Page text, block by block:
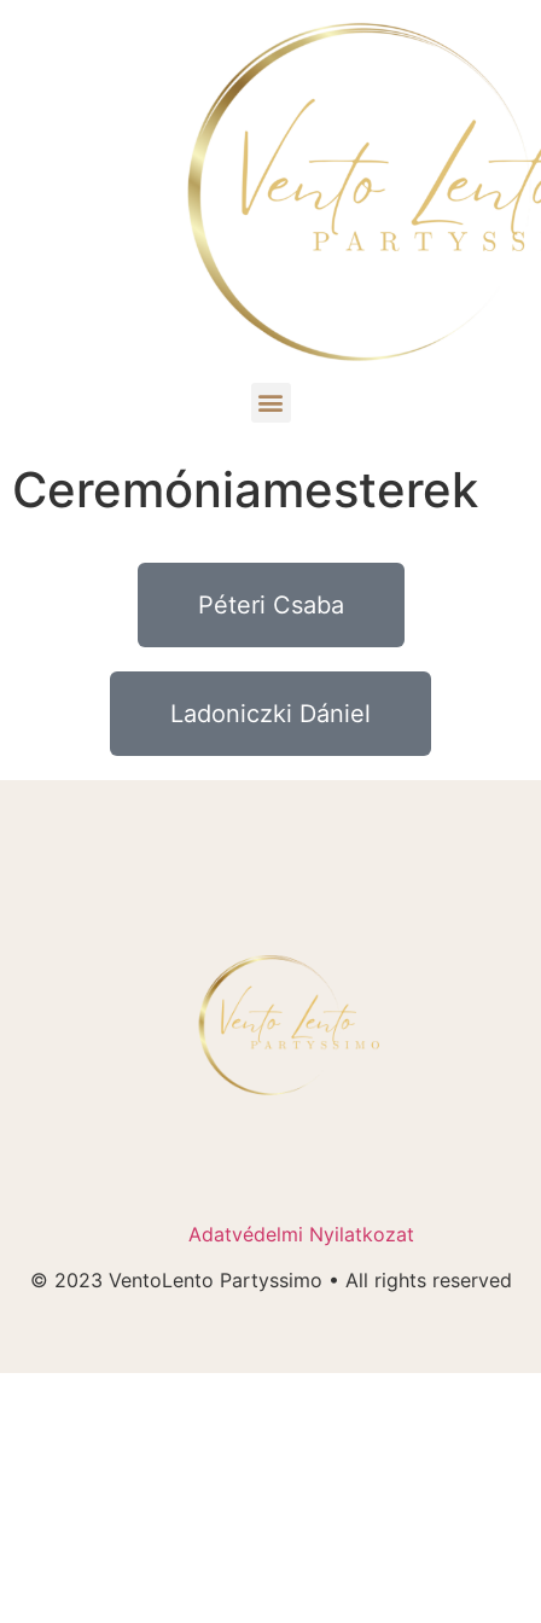
Ceremóniamesterek
Péteri Csaba
Ladoniczki Dániel
Adatvédelmi Nyilatkozat
© 2023 VentoLento Partyssimo • All rights reserved